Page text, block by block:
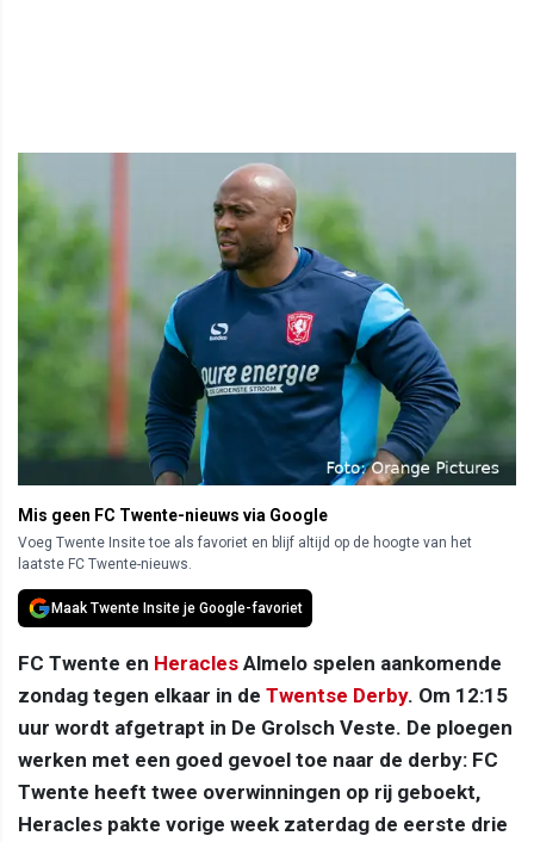
Mis geen FC Twente-nieuws via Google
Voeg Twente Insite toe als favoriet en blijf altijd op de hoogte van het
laatste FC Twente-nieuws.
Maak Twente Insite je Google-favoriet
FC Twente en Heracles Almelo spelen aankomende
zondag tegen elkaar in de Twentse Derby. Om 12:15
uur wordt afgetrapt in De Grolsch Veste. De ploegen
werken met een goed gevoel toe naar de derby: FC
Twente heeft twee overwinningen op rij geboekt,
Heracles pakte vorige week zaterdag de eerste drie